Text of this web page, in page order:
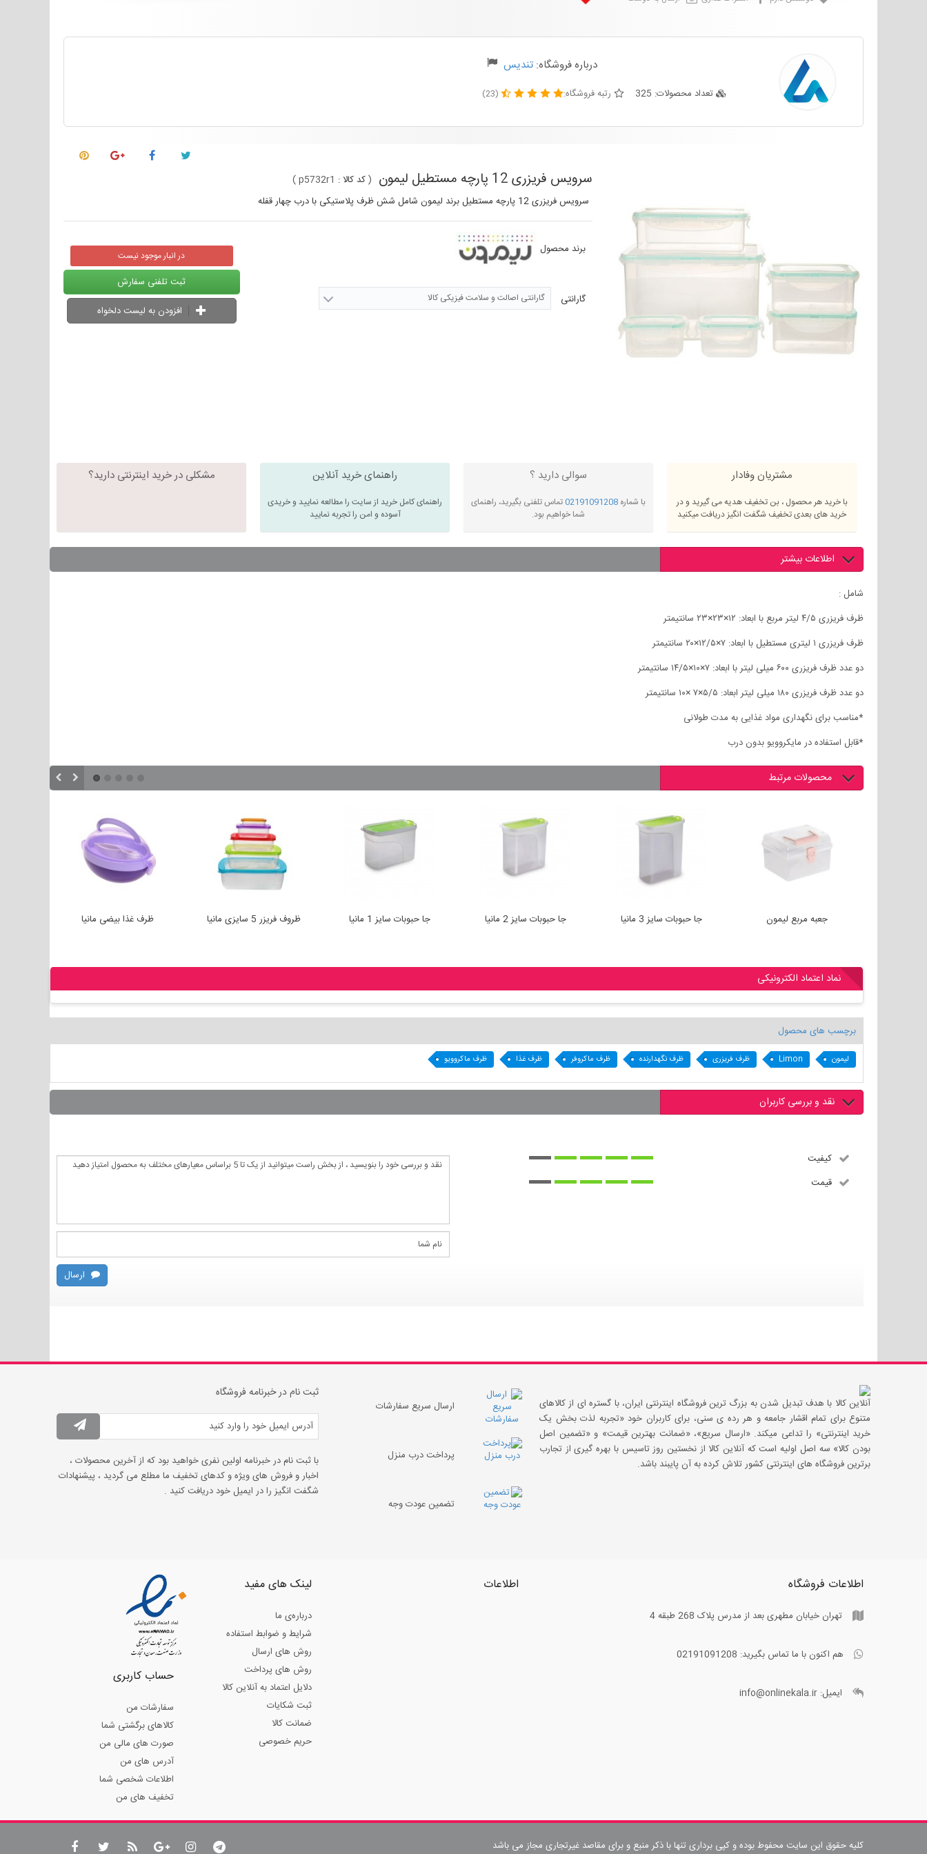
درباره فروشگاه: تندیس
تعداد محصولات: 325 رتبه فروشگاه: (23)
سرویس فریزری 12 پارچه مستطیل لیمون (کد کالا : p5732r1
)
سرویس فریزری 12 پارچه مستطیل برند لیمون شامل شش ظرف پلاستیکی با درب چهار قفله
برند محصول
گارانتی گارانتی اصالت و سلامت فیزیکی کالا
در انبار موجود نیست
ثبت تلفنی سفارش
افزودن به لیست دلخواه
مشتریان وفادار
با خرید هر محصول ، بن تخفیف هدیه می گیرید و در
خرید های بعدی تخفیف شگفت انگیز دریافت میکنید
سوالی دارید ؟
با شماره 02191091208تماس تلفنی بگیرید، راهنمای
شما خواهیم بود.
راهنمای خرید آنلاین
راهنمای کامل خرید از سایت را مطالعه نمایید و خریدی
آسوده و امن را تجربه نمایید
مشکلی در خرید اینترنتی دارید؟
اطلاعات بیشتر
شامل :
ظرف فریزری ۴/۵ لیتر مربع با ابعاد: ۱۲×۲۳×۲۳ سانتیمتر
ظرف فریزری ۱ لیتری مستطیل با ابعاد: ۷×۱۲/۵×۲۰ سانتیمتر
دو عدد ظرف فریزری ۶۰۰ میلی لیتر با ابعاد: ۷×۱۰×۱۴/۵ سانتیمتر
دو عدد ظرف فریزری ۱۸۰ میلی لیتر ابعاد: ۵/۵×۷ ×۱۰ سانتیمتر
*مناسب برای نگهداری مواد غذایی به مدت طولانی
*قابل استفاده در مایکروویو بدون درب
محصولات مرتبط
ظرف غذا بیضی مانیا ظروف فریزر 5 سایزی مانیا جا حبوبات سایز 1 مانیا جا حبوبات سایز 2 مانیا جا حبوبات سایز 3 مانیا جعبه مربع لیمون
نماد اعتماد الکترونیکی
برچسب های محصول
لیمون Limon ظرف فریزری ظرف نگهدارنده ظرف ماکروفر ظرف غذا ظرف ماکروویو
نقد و بررسی کاربران
کیفیت
قیمت
ارسال
آنلاین کالا با هدف تبدیل شدن به بزرگ ترین فروشگاه اینترنتی ایران، با گستره ای از کالاهای
متنوع برای تمام اقشار جامعه و هر رده ی سنی، برای کاربران خود «تجربه لذت بخش یک
خرید اینترنتی» را تداعی میکند. «ارسال سریع»، «ضمانت بهترین قیمت» و «تضمین اصل
بودن کالا» سه اصل اولیه است که آنلاین کالا از نخستین روز تاسیس با بهره گیری از تجارب
برترین فروشگاه های اینترنتی کشور تلاش کرده به آن پایبند باشد.
ارسال سریع سفارشات
پرداخت درب منزل
تضمین عودت وجه
ثبت نام در خبرنامه فروشگاه
با ثبت نام در خبرنامه اولین نفری خواهید بود که از آخرین محصولات ،
اخبار و فروش های ویژه و کدهای تخفیف ما مطلع می گردید ، پیشنهادات
شگفت انگیز را در ایمیل خود دریافت کنید .
اطلاعات فروشگاه
تهران خیابان مطهری بعد از مدرس پلاک 268 طبقه 4
هم اکنون با ما تماس بگیرید: 02191091208
ایمیل: info@onlinekala.ir
اطلاعات لینک های مفید
درباره‌ی ما
شرایط و ضوابط استفاده
روش های ارسال
روش های پرداخت
دلایل اعتماد به آنلاین کالا
ثبت شکایات
ضمانت کالا
حریم خصوصی
حساب کاربری
سفارشات من
کالاهای برگشتی شما
صورت های مالی من
آدرس های من
اطلاعات شخصی شما
تخفیف های من
کلیه حقوق این سایت محفوط بوده و کپی برداری تنها با ذکر منبع و برای مقاصد غیرتجاری مجاز می باشد